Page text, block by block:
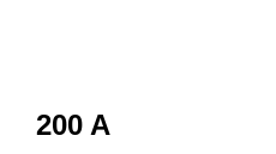
200 A